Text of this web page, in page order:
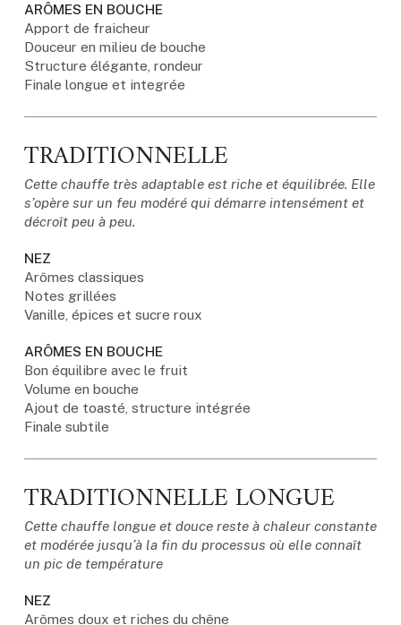
ARÔMES EN BOUCHE
Apport de fraicheur
Douceur en milieu de bouche
Structure élégante, rondeur
Finale longue et integrée
NEZ
Arômes classiques
Notes grillées
Vanille, épices et sucre roux
ARÔMES EN BOUCHE
Bon équilibre avec le fruit
Volume en bouche
Ajout de toasté, structure intégrée
Finale subtile
TRADITIONNELLE
Cette chauffe très adaptable est riche et équilibrée. Elle
s’opère sur un feu modéré qui démarre intensément et
décroît peu à peu.
NEZ
Arômes doux et riches du chêne
TRADITIONNELLE LONGUE
Cette chauffe longue et douce reste à chaleur constante
et modérée jusqu’à la fin du processus où elle connaît
un pic de température